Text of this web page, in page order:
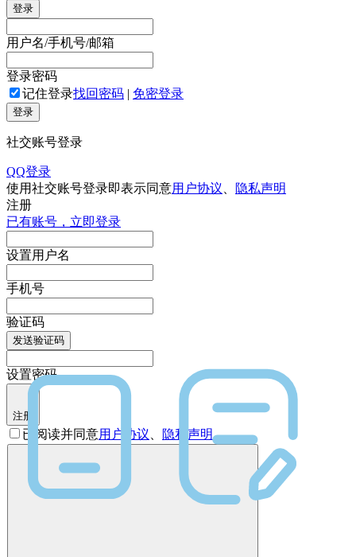
登录
用户名/手机号/邮箱
登录密码
记住登录找回密码 | 免密登录
登录
社交账号登录
QQ登录
使用社交账号登录即表示同意用户协议
隐私声明
注册
已有账号，立即登录
设置用户名
手机号
验证码
发送验证码
设置密码
注册
已阅读并同意用户协议 隐私声明